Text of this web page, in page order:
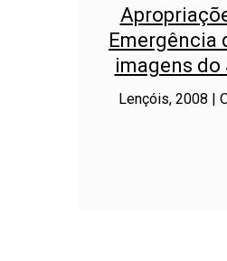
Emergência
imagens
Lençóis, 2008 |